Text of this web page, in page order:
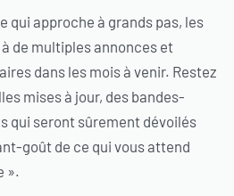
qui approche à grands pas, les
de multiples annonces et
dans les mois à venir. Restez
mises à jour, des bandes-
qui seront sûrement dévoilés
goût de ce qui vous attend
».